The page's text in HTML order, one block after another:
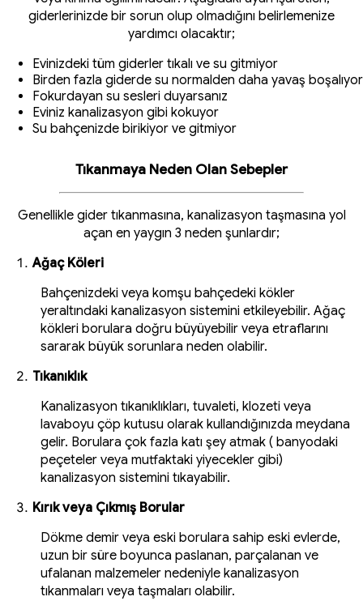
giderlerinizde bir sorun olup olmadığını belirlemenize
yardımcı olacaktır;
Evinizdeki tüm giderler tıkalı ve su gitmiyor
Birden fazla giderde su normalden daha yavaş boşalıyor
Fokurdayan su sesleri duyarsanız
Eviniz kanalizasyon gibi kokuyor
Su bahçenizde birikiyor ve gitmiyor
Tıkanmaya Neden Olan Sebepler
Genellikle gider tıkanmasına, kanalizasyon taşmasına yol
açan en yaygın 3 neden şunlardır;
Ağaç Köleri
Bahçenizdeki veya komşu bahçedeki kökler
yeraltındaki kanalizasyon sistemini etkileyebilir. Ağaç
kökleri borulara doğru büyüyebilir veya etraflarını
sararak büyük sorunlara neden olabilir.
Tıkanıklık
Kanalizasyon tıkanıklıkları, tuvaleti, klozeti veya
lavaboyu çöp kutusu olarak kullandığınızda meydana
gelir. Borulara çok fazla katı şey atmak ( banyodaki
peçeteler veya mutfaktaki yiyecekler gibi)
kanalizasyon sistemini tıkayabilir.
Kırık veya Çıkmış Borular
Dökme demir veya eski borulara sahip eski evlerde,
uzun bir süre boyunca paslanan, parçalanan ve
ufalanan malzemeler nedeniyle kanalizasyon
tıkanmaları veya taşmaları olabilir.